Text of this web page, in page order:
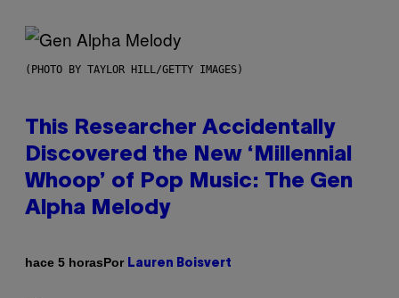
(PHOTO BY TAYLOR HILL/GETTY IMAGES)
This Researcher Accidentally
Discovered the New ‘Millennial
Whoop’ of Pop Music: The Gen
Alpha Melody
hace 5 horasPor Lauren Boisvert